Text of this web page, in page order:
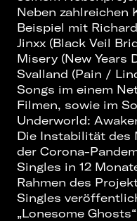
Neben zahlreichen
Beispiel mit
Jinxx (Black Veil
Misery (New Years
Svalland (Pain /
Songs im einem
Filmen, sowie im
Underworld:
Die Instabilität des
der Corona-
Singles in 12
Rahmen des
Singles
„Lonesome